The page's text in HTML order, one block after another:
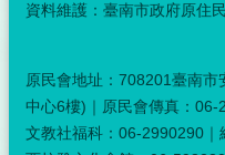
資料維護：臺南市政府原住
原民會地址：708201臺南
中心6樓)｜原民會傳真：06-
文教社福科：06-2990290｜